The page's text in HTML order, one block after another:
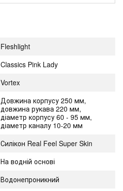
Fleshlight
Classics Pink Lady
Vortex
Довжина корпусу 250 мм,
довжина рукава 220 мм,
діаметр корпусу 60 - 95 мм,
діаметр каналу 10-20 мм
Силікон Real Feel Super Skin
На водній основі
Водонепроникний